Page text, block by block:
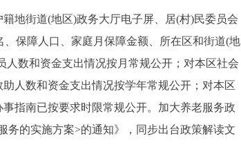
地街道(地区)政务大厅电子屏、居(村)民委员会
保障人口、家庭月保障金额、所在区和街道(地
数和资金支出情况按月常规公开；对本区社会
人数和资金支出情况按学年常规公开；对本区
指南已按要求时限常规公开。加大养老服务政
务的实施方案>的通知》，同步出台政策解读文